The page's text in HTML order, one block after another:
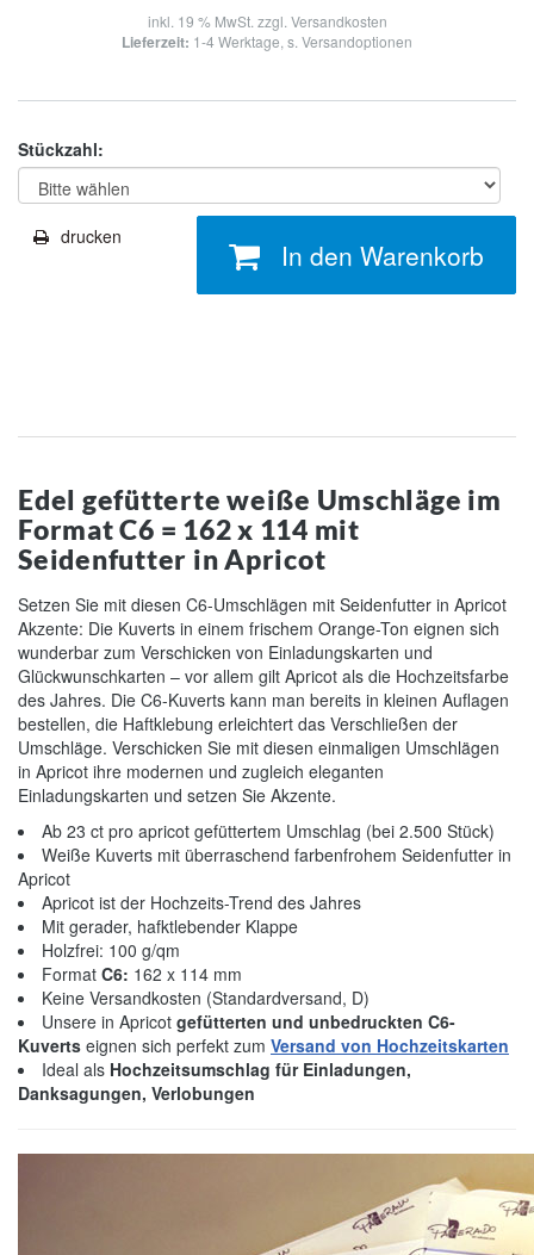
inkl. 19 % MwSt. zzgl. Versandkosten
Lieferzeit: 1-4 Werktage, s. Versandoptionen
Stückzahl:
drucken
In den Warenkorb
Edel gefütterte weiße Umschläge im
Format C6 = 162 x 114 mit
Seidenfutter in Apricot
Setzen Sie mit diesen C6-Umschlägen mit Seidenfutter in Apricot
Akzente: Die Kuverts in einem frischem Orange-Ton eignen sich
wunderbar zum Verschicken von Einladungskarten und
Glückwunschkarten – vor allem gilt Apricot als die Hochzeitsfarbe
des Jahres. Die C6-Kuverts kann man bereits in kleinen Auflagen
bestellen, die Haftklebung erleichtert das Verschließen der
Umschläge. Verschicken Sie mit diesen einmaligen Umschlägen
in Apricot ihre modernen und zugleich eleganten
Einladungskarten und setzen Sie Akzente.
Ab 23 ct pro apricot gefüttertem Umschlag (bei 2.500 Stück)
Weiße Kuverts mit überraschend farbenfrohem Seidenfutter in
Apricot
Apricot ist der Hochzeits-Trend des Jahres
Mit gerader, hafktlebender Klappe
Holzfrei: 100 g/qm
Format C6: 162 x 114 mm
Keine Versandkosten (Standardversand, D)
Unsere in Apricot gefütterten und unbedruckten C6-
Kuverts eignen sich perfekt zum Versand von Hochzeitskarten
Ideal als Hochzeitsumschlag für Einladungen,
Danksagungen, Verlobungen